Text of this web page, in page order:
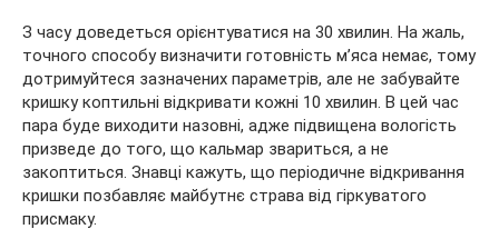
З часу доведеться орієнтуватися на 30 хвилин. На жаль,
точного способу визначити готовність м’яса немає, тому
дотримуйтеся зазначених параметрів, але не забувайте
кришку коптильні відкривати кожні 10 хвилин. В цей час
пара буде виходити назовні, адже підвищена вологість
призведе до того, що кальмар звариться, а не
закоптиться. Знавці кажуть, що періодичне відкривання
кришки позбавляє майбутнє страва від гіркуватого
присмаку.